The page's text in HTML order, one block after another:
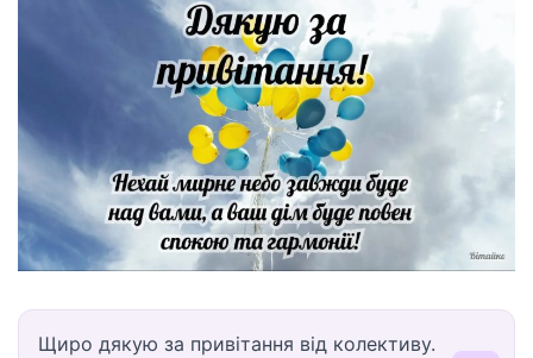
Щиро дякую за привітання від колективу.